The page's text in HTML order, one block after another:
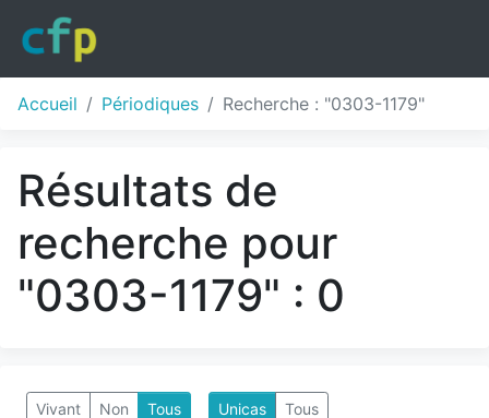
Accueil Périodiques Recherche : "0303-1179"
Résultats de
recherche pour
"0303-1179" : 0
Vivant Non Tous Unicas Tous